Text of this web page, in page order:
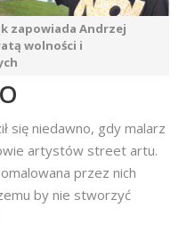
zapowiada Andrzej
wolności i
się niedawno, gdy malarz
artystów street artu.
przez nich
by nie stworzyć